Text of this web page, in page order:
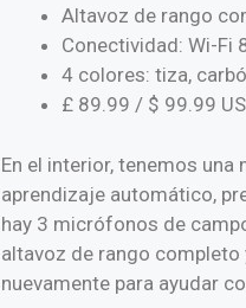
Altavoz de rango
Conectividad: Wi-Fi
4 colores: tiza,
£ 89.99 / $ 99.99
En el interior, tenemos una
aprendizaje automático,
hay 3 micrófonos de
altavoz de rango
nuevamente para ayudar